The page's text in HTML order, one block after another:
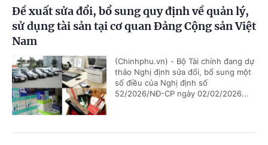
Đề xuất sửa đổi, bổ sung quy định về quản lý,
sử dụng tài sản tại cơ quan Đảng Cộng sản Việt
Nam
(Chinhphu.vn) - Bộ Tài chính đang dự
thảo Nghị định sửa đổi, bổ sung một
số điều của Nghị định số
52/2026/NĐ-CP ngày 02/02/2026...